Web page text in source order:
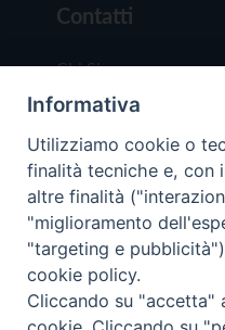
Contatti
Chi Siamo
Redazione
Scrivici
Copyright © 2019
Trentina Editrice
Informativa
Utilizziamo cookie o
finalità tecniche e, con
altre finalità
"miglioramento
"targeting e
cookie policy.
Cliccando su "accetta"